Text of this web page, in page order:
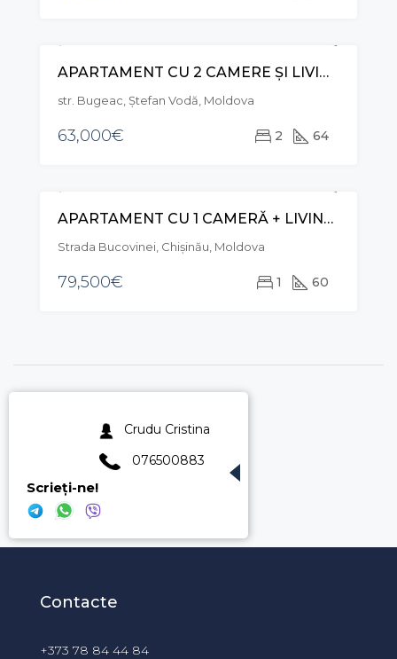
VÂNZARE EXCLUSIVE
APARTAMENT CU 2 CAMERE ȘI LIVING, STR. BUGEAC, R-NUL ȘTEFAN VODĂ
str. Bugeac, Ştefan Vodă, Moldova
63,000€ 2 64
VÂNZAREAPARTAMENT CU 1 CAMERĂ + LIVING, STR. BUCOVINEI, CIOCANA
Strada Bucovinei, Chișinău, Moldova
79,500€ 1 60
Crudu Cristina
076500883
Scrieți-ne!
Contacte
+373 78 84 44 84